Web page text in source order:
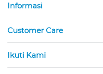
Informasi
Customer Care
Ikuti Kami